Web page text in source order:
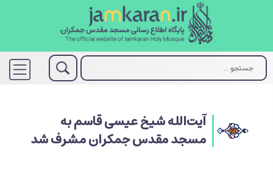
آیت‌الله شیخ عیسی قاسم به
مسجد مقدس جمکران مشرف شد